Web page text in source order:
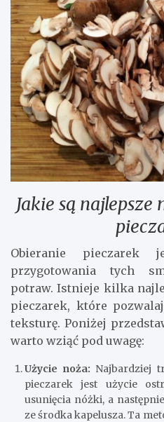
Jakie są
Obieranie pieczarek
przygotowania tych
potraw. Istnieje kilka
pieczarek, które
teksturę. Poniżej
warto wziąć pod uwagę:
Użycie noża: Najbardziej
pieczarek jest użycie
usunięcia nóżki, a
ze środka kapelusza. Ta